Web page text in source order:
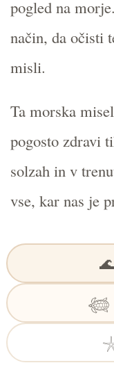
pogled na
način, da očisti
misli.
Ta morska
pogosto zdravi
solzah in v
vse, kar nas je
𓆉